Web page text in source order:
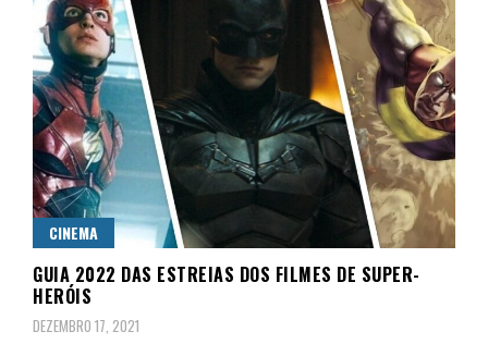
CINEMA
GUIA 2022 DAS ESTREIAS DOS FILMES DE SUPER-
HERÓIS
DEZEMBRO 17, 2021